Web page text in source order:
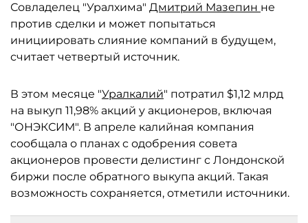
Совладелец "Уралхима" Дмитрий Мазепин не
против сделки и может попытаться
инициировать слияние компаний в будущем,
считает четвертый источник.
В этом месяце "Уралкалий" потратил $1,12 млрд
на выкуп 11,98% акций у акционеров, включая
"ОНЭКСИМ". В апреле калийная компания
сообщала о планах с одобрения совета
акционеров провести делистинг с Лондонской
биржи после обратного выкупа акций. Такая
возможность сохраняется, отметили источники.